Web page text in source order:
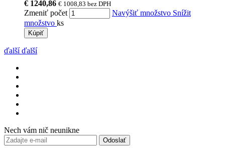
€ 1240,86 € 1008,83 bez DPH
Zmeniť počet Navýšiť množstvo Snížit
množstvo ks
Kúpiť
ďalší ďalší
Nech vám nič neunikne
Odoslať